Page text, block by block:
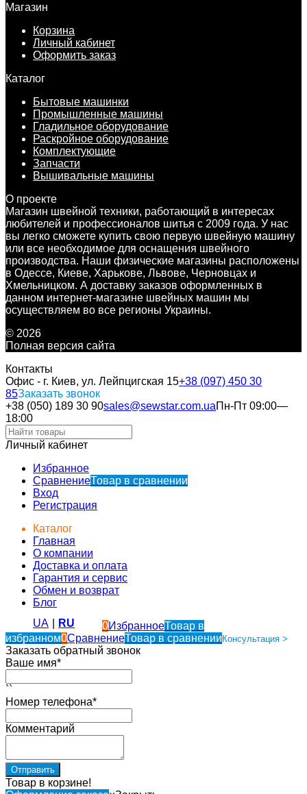
Магазин
Корзина
Личный кабинет
Оформить заказ
Каталог
Бытовые машинки
Промышленные машины
Гладильное оборудование
Раскройное оборудование
Комплектующие
Запчасти
Вышивальные машины
О проекте
Магазин швейной техники, работающий в интересах
любителей и профессионалов шитья с 2009 года. У нас
вы легко сможете купить свою первую швейную машину
или все необходимое для оснащения швейного
производства. Наши физические магазины расположены
в Одессе, Киеве, Харькове, Львове, Черновцах и
Хмельницком. А доставку заказов оформленных в
данном интернет-магазине швейных машин мы
осуществляем во все регионы Украины.
© 2026
Полная версия сайта
Контакты
Офис - г. Киев, ул. Лейпцигская 15+38 (097) 450 30
85Заказать звонок
+38 (050) 189 30 90sales@sewstar.com.uaПн-Пт 09:00—
18:00
Личный кабинет
Избранное
СравнениеТовар в сравнении
Вход
Регистрация
Каталог
Главная
О компании
Доставка и оплата
Гарантия и сервис
Обмен и возврат
Блог
UA
RU 0ИзбранноеТовар в
избранном0СравнениеТовар в сравненииКонсультация >
Заказать обратный звонок
Ваше имя*
``
Номер телефона*
Комментарий
Товар в корзине!